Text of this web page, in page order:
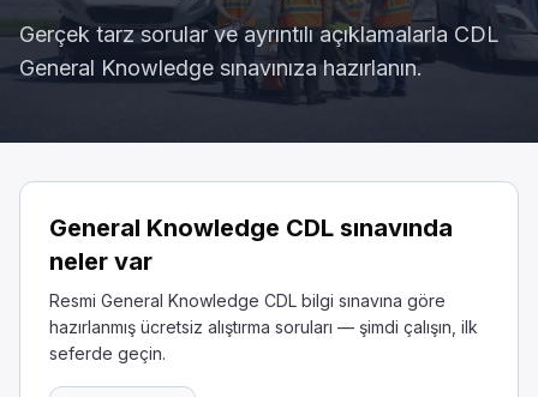
Gerçek tarz sorular ve ayrıntılı açıklamalarla CDL
General Knowledge sınavınıza hazırlanın.
General Knowledge CDL sınavında
neler var
Resmi General Knowledge CDL bilgi sınavına göre
hazırlanmış ücretsiz alıştırma soruları — şimdi çalışın, ilk
seferde geçin.